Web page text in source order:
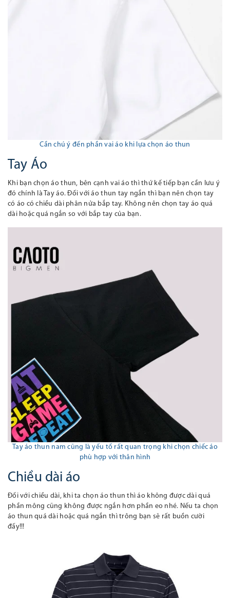
Cần chú ý đến phần vai áo khi lựa chọn áo thun
Tay Áo
Khi bạn chọn áo thun, bên cạnh vai áo thì thứ kế tiếp bạn cần lưu ý
đó chính là Tay áo. Đối với áo thun tay ngắn thì bạn nên chọn tay
có áo có chiều dài phân nửa bắp tay. Không nên chọn tay áo quá
dài hoặc quá ngắn so với bắp tay của bạn.
Tay áo thun nam cũng là yếu tố rất quan trọng khi chọn chiếc áo
phù hợp với thân hình
Chiều dài áo
Đối với chiều dài, khi ta chọn áo thun thì áo không được dài quá
phần mông cũng không được ngắn hơn phần eo nhé. Nếu ta chọn
áo thun quá dài hoặc quá ngắn thì trông bạn sẽ rất buồn cười
đấy!!!